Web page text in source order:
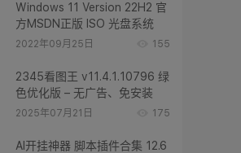
Windows 11 Version 22H2 官
方MSDN正版 ISO 光盘系统
2022年09月25日 155
2345看图王 v11.4.1.10796 绿
色优化版 – 无广告、免安装
2025年07月21日 175
AI开挂神器 脚本插件合集 12.6